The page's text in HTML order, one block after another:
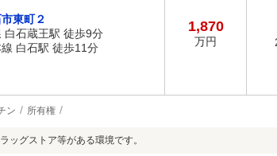
東町２
白石蔵王駅 徒歩9分
線 白石駅 徒歩11分
1,870
万円
ン 所有権
ッグストア等がある環境です。